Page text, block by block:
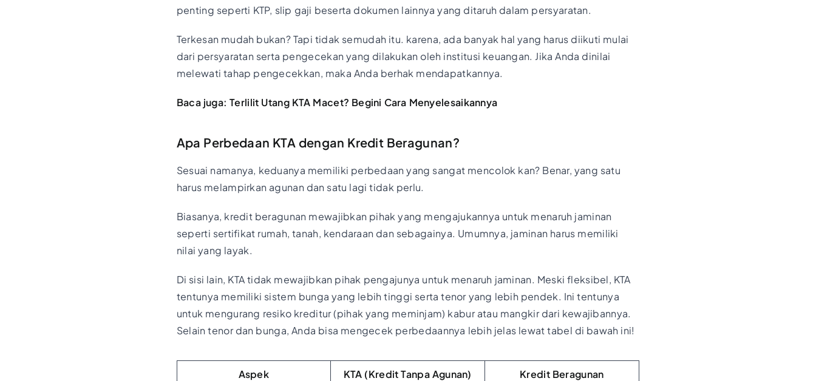
penting seperti KTP, slip gaji beserta dokumen lainnya yang ditaruh dalam persyaratan.
Terkesan mudah bukan? Tapi tidak semudah itu. karena, ada banyak hal yang harus diikuti mulai
dari persyaratan serta pengecekan yang dilakukan oleh institusi keuangan. Jika Anda dinilai
melewati tahap pengecekkan, maka Anda berhak mendapatkannya.
Baca juga:Terlilit Utang KTA Macet? Begini Cara Menyelesaikannya
Apa Perbedaan KTA dengan Kredit Beragunan?
Sesuai namanya, keduanya memiliki perbedaan yang sangat mencolok kan? Benar, yang satu
harus melampirkan agunan dan satu lagi tidak perlu.
Biasanya, kredit beragunan mewajibkan pihak yang mengajukannya untuk menaruh jaminan
seperti sertifikat rumah, tanah, kendaraan dan sebagainya. Umumnya, jaminan harus memiliki
nilai yang layak.
Di sisi lain, KTA tidak mewajibkan pihak pengajunya untuk menaruh jaminan. Meski fleksibel, KTA
tentunya memiliki sistem bunga yang lebih tinggi serta tenor yang lebih pendek. Ini tentunya
untuk mengurang resiko kreditur (pihak yang meminjam) kabur atau mangkir dari kewajibannya.
Selain tenor dan bunga, Anda bisa mengecek perbedaannya lebih jelas lewat tabel di bawah ini!
Aspek KTA (Kredit Tanpa Agunan) Kredit Beragunan